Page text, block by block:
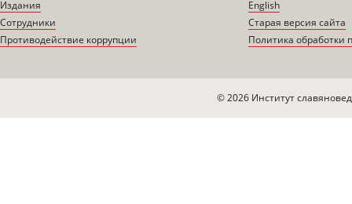
Издания
Сотрудники
Противодействие коррупции
English
Старая версия сайта
Политика обработки
© 2026 Институт